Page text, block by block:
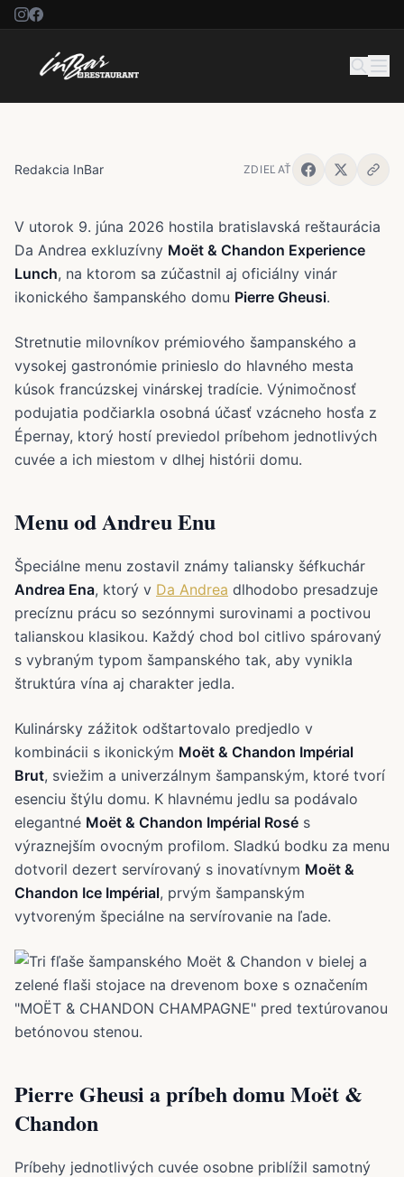
Moët & Chandon Experience
Lunch s Pierrom Gheusim
Redakcia InBar ZDIEĽAŤ
V utorok 9. júna 2026 hostila bratislavská reštaurácia
Da Andrea exkluzívny Moët & Chandon Experience
Lunch, na ktorom sa zúčastnil aj oficiálny vinár
ikonického šampanského domu Pierre Gheusi.
Stretnutie milovníkov prémiového šampanského a
vysokej gastronómie prinieslo do hlavného mesta
kúsok francúzskej vinárskej tradície. Výnimočnosť
podujatia podčiarkla osobná účasť vzácneho hosťa z
Épernay, ktorý hostí previedol príbehom jednotlivých
cuvée a ich miestom v dlhej histórii domu.
Menu od Andreu Enu
Špeciálne menu zostavil známy taliansky šéfkuchár
Andrea Ena, ktorý v Da Andrea dlhodobo presadzuje
precíznu prácu so sezónnymi surovinami a poctivou
talianskou klasikou. Každý chod bol citlivo spárovaný
s vybraným typom šampanského tak, aby vynikla
štruktúra vína aj charakter jedla.
Kulinársky zážitok odštartovalo predjedlo v
kombinácii s ikonickým Moët & Chandon Impérial
Brut, sviežim a univerzálnym šampanským, ktoré tvorí
esenciu štýlu domu. K hlavnému jedlu sa podávalo
elegantné Moët & Chandon Impérial Rosé s
výraznejším ovocným profilom. Sladkú bodku za menu
dotvoril dezert servírovaný s inovatívnym Moët &
Chandon Ice Impérial, prvým šampanským
vytvoreným špeciálne na servírovanie na ľade.
Pierre Gheusi a príbeh domu Moët &
Chandon
Príbehy jednotlivých cuvée osobne priblížil samotný